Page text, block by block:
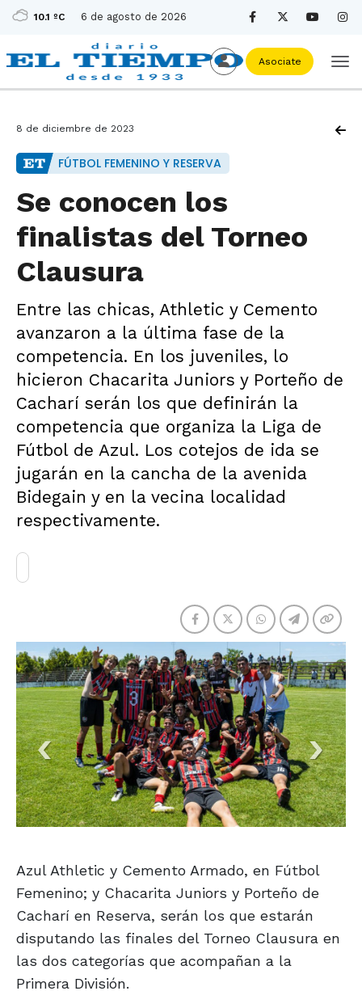
10.1 ºC 6 de agosto de 2026
Asociate
8 de diciembre de 2023
FÚTBOL FEMENINO Y RESERVA
Se conocen los
finalistas del Torneo
Clausura
Entre las chicas, Athletic y Cemento
avanzaron a la última fase de la
competencia. En los juveniles, lo
hicieron Chacarita Juniors y Porteño de
Cacharí serán los que definirán la
competencia que organiza la Liga de
Fútbol de Azul. Los cotejos de ida se
jugarán en la cancha de la avenida
Bidegain y en la vecina localidad
respectivamente.
Azul Athletic y Cemento Armado, en Fútbol
Femenino; y Chacarita Juniors y Porteño de
Cacharí en Reserva, serán los que estarán
disputando las finales del Torneo Clausura en
las dos categorías que acompañan a la
Primera División.